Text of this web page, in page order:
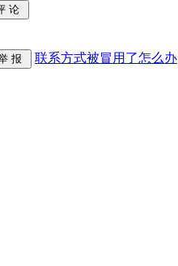
联系方式被冒用了怎么办